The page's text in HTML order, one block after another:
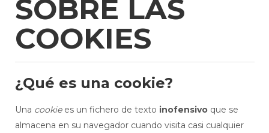
SOBRE LAS
COOKIES
¿Qué es una cookie?
Una cookiees un fichero de texto inofensivoque se
almacena en su navegador cuando visita casi cualquier